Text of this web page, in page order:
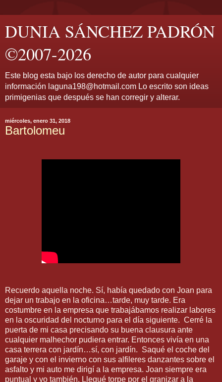
DUNIA SÁNCHEZ PADRÓN
©2007-2026
Este blog esta bajo los derecho de autor para cualquier
información laguna198@hotmail.com Lo escrito son ideas
primigenias que después se han corregir y alterar.
miércoles, enero 31, 2018
Bartolomeu
Recuerdo aquella noche. Sí, había quedado con Joan para
dejar un trabajo en la oficina…tarde, muy tarde. Era
costumbre en la empresa que trabajábamos realizar labores
en la oscuridad del nocturno para el día siguiente. Cerré la
puerta de mi casa precisando su buena clausura ante
cualquier malhechor pudiera entrar. Entonces vivía en una
casa terrera con jardín…sí, con jardín. Saqué el coche del
garaje y con el invierno con sus alfileres danzantes sobre el
asfalto y mi auto me dirigí a la empresa. Joan siempre era
puntual y yo también. Llegué torpe por el granizar a la